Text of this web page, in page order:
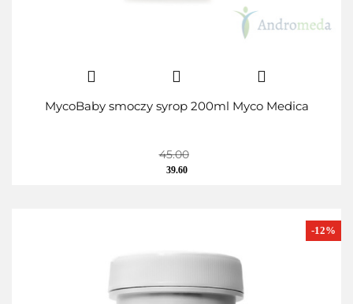
MycoBaby smoczy syrop 200ml Myco Medica
45.00
39.60
-12%